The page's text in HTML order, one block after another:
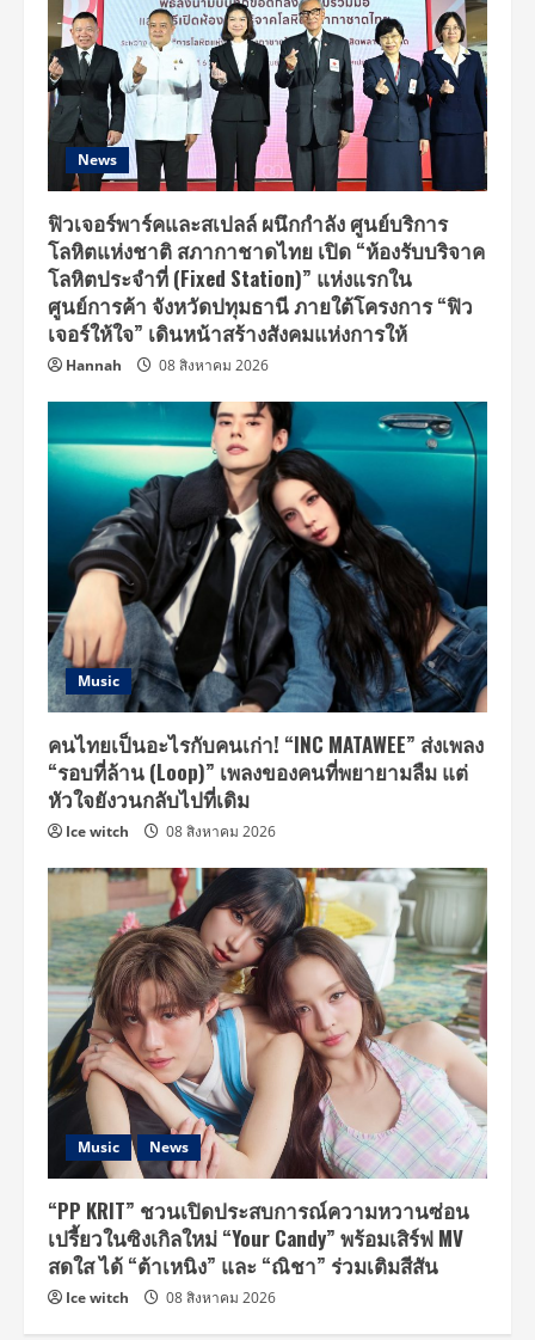
News
ฟิวเจอร์พาร์คและสเปลล์ ผนึกกำลัง ศูนย์บริการ
โลหิตแห่งชาติ สภากาชาดไทย เปิด “ห้องรับบริจาค
โลหิตประจำที่ (Fixed Station)” แห่งแรกใน
ศูนย์การค้า จังหวัดปทุมธานี ภายใต้โครงการ “ฟิว
เจอร์ให้ใจ” เดินหน้าสร้างสังคมแห่งการให้
Hannah 08 สิงหาคม 2026
Music
คนไทยเป็นอะไรกับคนเก่า! “INC MATAWEE” ส่งเพลง
“รอบที่ล้าน (Loop)” เพลงของคนที่พยายามลืม แต่
หัวใจยังวนกลับไปที่เดิม
Ice witch 08 สิงหาคม 2026
Music News
“PP KRIT” ชวนเปิดประสบการณ์ความหวานซ่อน
เปรี้ยวในซิงเกิลใหม่ “Your Candy” พร้อมเสิร์ฟ MV
สดใส ได้ “ต้าเหนิง” และ “ณิชา” ร่วมเติมสีสัน
Ice witch 08 สิงหาคม 2026